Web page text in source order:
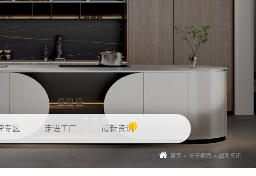
专区 走进工厂 最新资讯
首页 > 关于索而 > 最新资讯